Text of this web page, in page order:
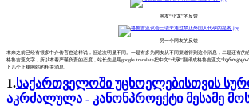
网友“小龙”的反馈
另一个网友的反馈
本来之前已经有很多中介传言也这样说，但这次明显不同。一是有多为网友从不同渠道得到这个消息，二是还有的
格鲁吉亚文字，所以本着严谨负责的态度，站长先是用google translate把中文“代孕”翻译成格鲁吉亚文
下几个正规网站的相关消息。
1.საქართველოში უცხოელებისთვის
აკრძალულა - კანონპროექტი მესამე